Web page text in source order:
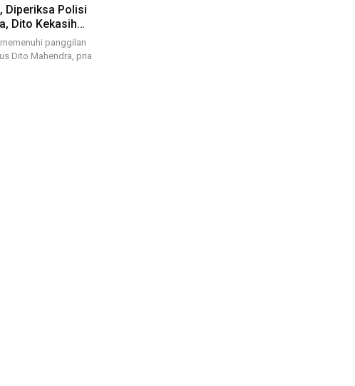
Diperiksa Polisi
Dito Kekasih…
panggilan
Dito Mahendra, pria